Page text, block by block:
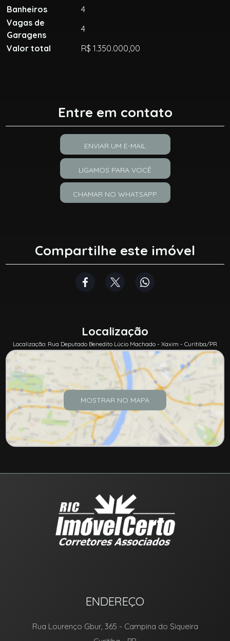
Banheiros
4
Vagas de
Garagens
4
Valor total
R$ 1.350.000,00
Entre em contato
ENVIAR UM E-MAIL
LIGAMOS PARA VOCÊ
CHAMAR NO WHATSAPP
Compartilhe este imóvel
Localização
Localização: Rua Deputado Benedito Lúcio Machado - Xaxim - Curitiba/PR
MOSTRAR NO MAPA
ENDEREÇO
Rua Lourenço Gbur, 365 - Campina do Siqueira